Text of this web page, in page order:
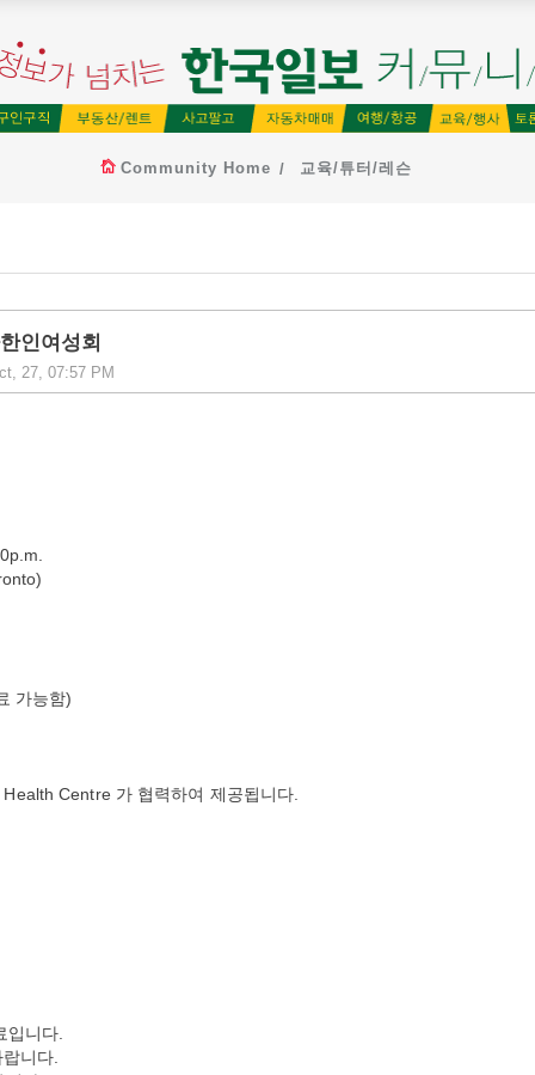
Community Home 교육/튜터/레슨
인여성회
27, 07:57 PM
가능함)
Centre 가 협력하여 제공됩니다.
입니다.
니다.